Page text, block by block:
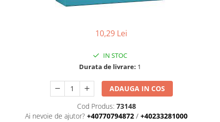
10,29 Lei
IN STOC
Durata de livrare: 1
ADAUGA IN COS
Cod Produs: 73148
Ai nevoie de ajutor? +40770794872 / +40233281000